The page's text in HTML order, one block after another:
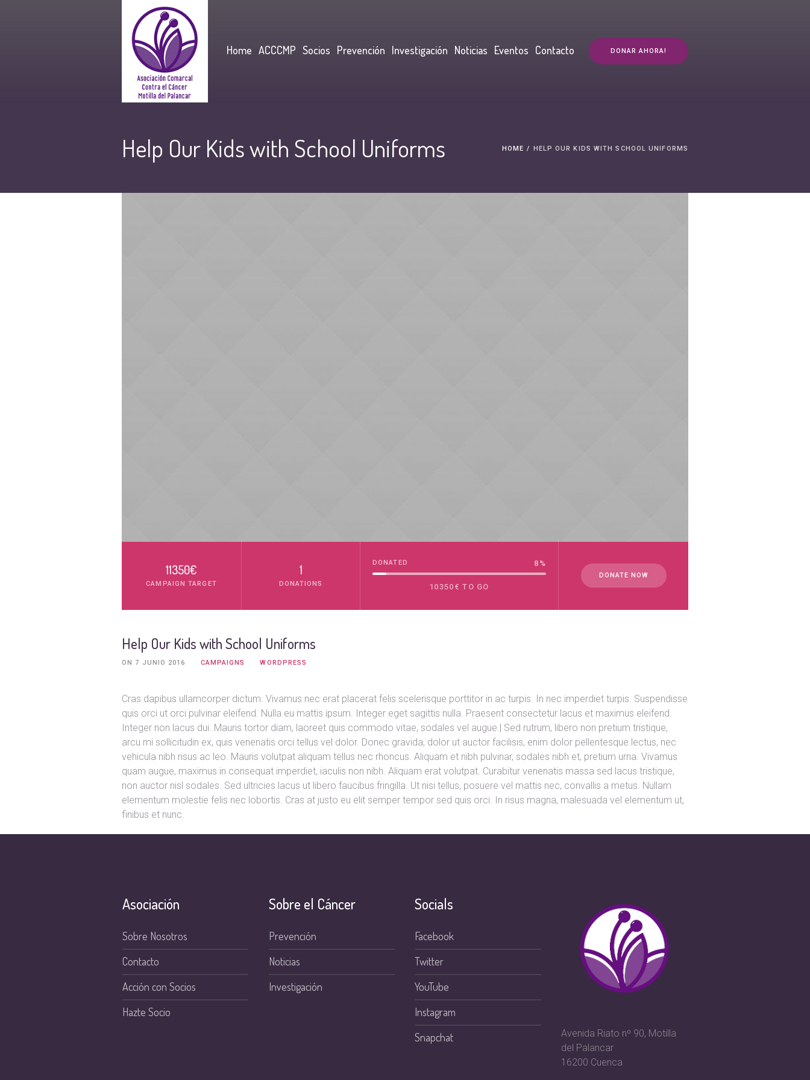
DONAR AHORA!
Home ACCCMP Socios Prevención Investigación Noticias Eventos Contacto
Help Our Kids with School Uniforms HOME / HELP OUR KIDS WITH SCHOOL UNIFORMS
11350€
CAMPAIGN TARGET
1
DONATIONS
DONATED 8 %
10350€ TO GO
DONATE NOW
Help Our Kids with School Uniforms
ON 7 JUNIO 2016 CAMPAIGNS WORDPRESS
Cras dapibus ullamcorper dictum. Vivamus nec erat placerat felis scelerisque porttitor in ac turpis. In nec imperdiet turpis. Suspendisse
quis orci ut orci pulvinar eleifend. Nulla eu mattis ipsum. Integer eget sagittis nulla. Praesent consectetur lacus et maximus eleifend.
Integer non lacus dui. Mauris tortor diam, laoreet quis commodo vitae, sodales vel augue.| Sed rutrum, libero non pretium tristique,
arcu mi sollicitudin ex, quis venenatis orci tellus vel dolor. Donec gravida, dolor ut auctor facilisis, enim dolor pellentesque lectus, nec
vehicula nibh risus ac leo. Mauris volutpat aliquam tellus nec rhoncus. Aliquam et nibh pulvinar, sodales nibh et, pretium urna. Vivamus
quam augue, maximus in consequat imperdiet, iaculis non nibh. Aliquam erat volutpat. Curabitur venenatis massa sed lacus tristique,
non auctor nisl sodales. Sed ultricies lacus ut libero faucibus fringilla. Ut nisi tellus, posuere vel mattis nec, convallis a metus. Nullam
elementum molestie felis nec lobortis. Cras at justo eu elit semper tempor sed quis orci. In risus magna, malesuada vel elementum ut,
finibus et nunc.
Asociación
Sobre Nosotros
Contacto
Acción con Socios
Hazte Socio
Sobre el Cáncer
Prevención
Noticias
Investigación
Socials
Facebook
Twitter
YouTube
Instagram
Snapchat
Avenida Riato nº 90, Motilla
del Palancar
16200 Cuenca